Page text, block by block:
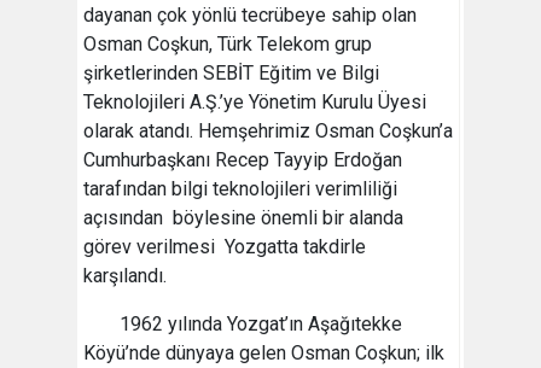
dayanan çok yönlü tecrübeye sahip olan
Osman Coşkun, Türk Telekom grup
şirketlerinden SEBİT Eğitim ve Bilgi
Teknolojileri A.Ş.’ye Yönetim Kurulu Üyesi
olarak atandı. Hemşehrimiz Osman Coşkun’a
Cumhurbaşkanı Recep Tayyip Erdoğan
tarafından bilgi teknolojileri verimliliği
açısından böylesine önemli bir alanda
görev verilmesi Yozgatta takdirle
karşılandı.
1962 yılında Yozgat’ın Aşağıtekke
Köyü’nde dünyaya gelen Osman Coşkun; ilk